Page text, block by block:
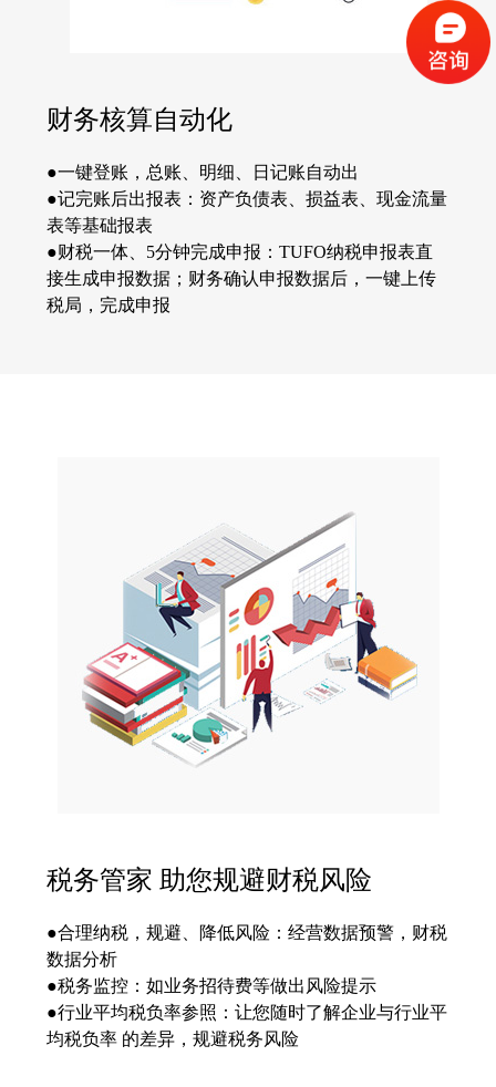
财务核算自动化
●一键登账，总账、明细、日记账自动出
●记完账后出报表：资产负债表、损益表、现金流量
表等基础报表
●财税一体、5分钟完成申报：TUFO纳税申报表直
接生成申报数据；财务确认申报数据后，一键上传
税局，完成申报
税务管家 助您规避财税风险
●合理纳税，规避、降低风险：经营数据预警，财税
数据分析
●税务监控：如业务招待费等做出风险提示
●行业平均税负率参照：让您随时了解企业与行业平
均税负率 的差异，规避税务风险